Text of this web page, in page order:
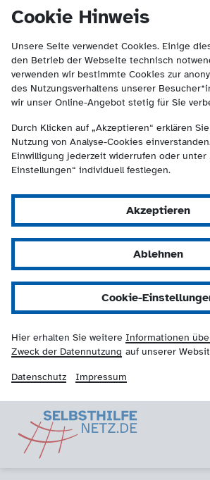
Cookie Hinweis
Unsere Seite verwendet Cookies. Einige
den Betrieb der Webseite technisch
verwenden wir bestimmte Cookies zur
des Nutzungsverhaltens unserer
wir unser Online-Angebot stetig für Sie
Durch Klicken auf „Akzeptieren“ erklären
Nutzung von Analyse-Cookies
Einwilligung jederzeit widerrufen oder unter
Einstellungen“ individuell festlegen.
Akzeptieren
Ablehnen
Cookie-
Hier erhalten Sie weitere Informationen
Zweck der Datennutzung auf unserer
Datenschutz Impressum
Selbsthilfenetz
springen
(Kontakt und Suche)
Navigation